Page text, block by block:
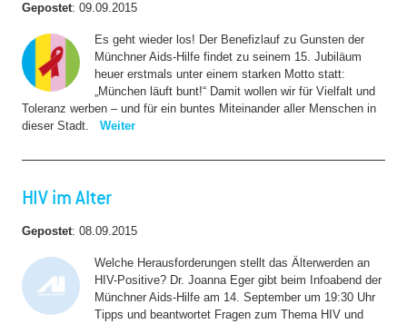
Gepostet: 09.09.2015
Es geht wieder los! Der Benefizlauf zu Gunsten der
Münchner Aids-Hilfe findet zu seinem 15. Jubiläum
heuer erstmals unter einem starken Motto statt:
„München läuft bunt!“ Damit wollen wir für Vielfalt und
Toleranz werben – und für ein buntes Miteinander aller Menschen in
dieser Stadt.
Weiter
HIV im Alter
Gepostet: 08.09.2015
Welche Herausforderungen stellt das Älterwerden an
HIV-Positive? Dr. Joanna Eger gibt beim Infoabend der
Münchner Aids-Hilfe am 14. September um 19:30 Uhr
Tipps und beantwortet Fragen zum Thema HIV und